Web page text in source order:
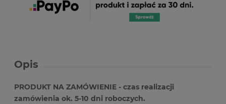
Opis
PRODUKT NA ZAMÓWIENIE - czas realizacji
zamówienia ok. 5-10 dni roboczych.